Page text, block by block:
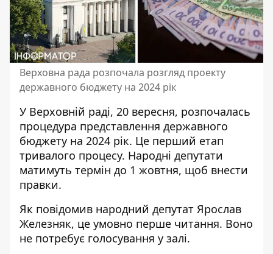
Верховна рада розпочала розгляд проекту
державного бюджету на 2024 рік
У Верховній раді, 20 вересня, розпочалась
процедура представлення державного
бюджету на 2024 рік. Це перший етап
тривалого процесу. Народні депутати
матимуть термін до 1 жовтня, щоб внести
правки.
Як повідомив народний депутат Ярослав
Железняк, це умовно перше читання. Воно
не потребує голосування у залі.